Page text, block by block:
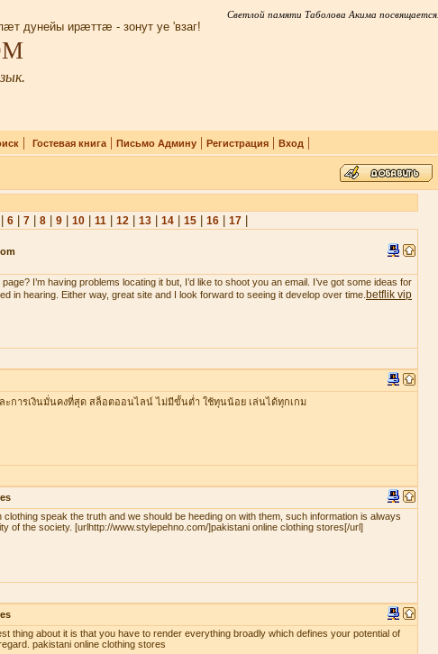
Светлой памяти Таболова Акима посвящается.
дунейы ирæттæ - зонут уе 'взаг!
| Гостевая книга| Письмо Админу| Регистрация| Вход |
6| 7| 8| 9| 10| 11| 12| 13| 14| 15| 16| 17|
I’m having problems locating it but, I’d like to shoot you an email. I’ve got some ideas for
in hearing. Either way, great site and I look forward to seeing it develop over time. betflik vip
ะการเงินมั่นคงที่สุด สล็อตออนไลน์ ไม่มีขั้นต่ำ ใช้ทุนน้อย เล่นได้ทุกเกม
speak the truth and we should be heeding on with them, such information is always
of the society. [urlhttp://www.stylepehno.com/]pakistani online clothing stores[/url]
thing about it is that you have to render everything broadly which defines your potential of
pakistani online clothing stores